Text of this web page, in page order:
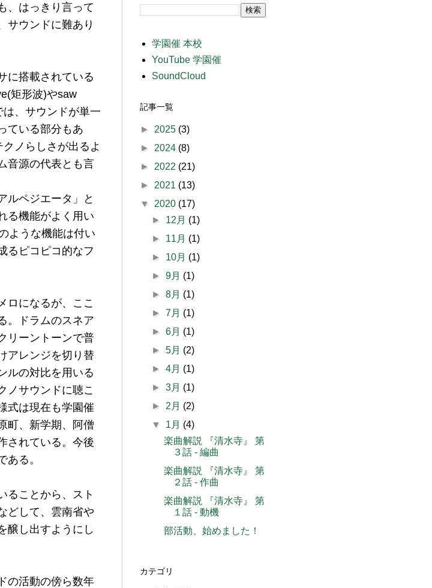
、はっきり言って
サウンドに難あり
に搭載されている
矩形波)やsaw
、サウンドが単一
ている部分もあ
ノらしさが出るよ
音源の代表とも言
ルペジエータ」と
る機能がよく用い
ような機能は付い
るピコピコ的なフ
ロになるが、ここ
。ドラムのスネア
リーントーンで普
アレンジを切り替
ルの対比を用いる
ノサウンドに聴こ
式は現在も学園催
町、新学期、阿僧
されている。今後
ある。
ることから、スト
どして、雲南省や
醸し出すようにし
の活動の傍ら数年
学園催 本校
YouTube 学園催
SoundCloud
記事一覧
► 2025 (3)
► 2024 (8)
► 2022 (21)
► 2021 (13)
▼ 2020 (17)
► 12月 (1)
► 11月 (1)
► 10月 (1)
►9月 (1)
►8月 (1)
►7月 (1)
►6月 (1)
►5月 (2)
►4月 (1)
►3月 (1)
► 2月 (2)
▼ 1月 (4)
楽曲解説 『清水寺』 第
３話 - 編曲
楽曲解説 『清水寺』 第
２話 - 作曲
楽曲解説 『清水寺』 第
１話 - 動機
部活動、始めました！
カテゴリ